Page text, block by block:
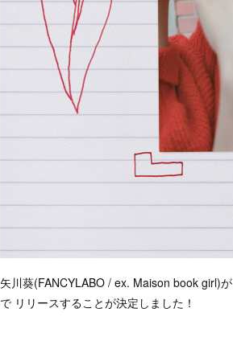
矢川葵(FANCYLABO / ex. Maison book girl)
で リリースすることが決定しました！